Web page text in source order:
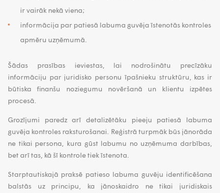
ir vairāk nekā viena;
informācija par patiesā labuma guvēja īstenotās kontroles
apmēru uzņēmumā.
Šādas prasības ieviestas, lai nodrošinātu precīzāku
informāciju par juridisko personu īpašnieku struktūru, kas ir
būtiska finanšu noziegumu novēršanā un klientu izpētes
procesā.
Grozījumi paredz arī detalizētāku pieeju patiesā labuma
guvēja kontroles raksturošanai. Reģistrā turpmāk būs jānorāda
ne tikai persona, kura gūst labumu no uzņēmuma darbības,
bet arī tas, kā šī kontrole tiek īstenota.
Starptautiskajā praksē patieso labuma guvēju identificēšana
balstās uz principu, ka jānoskaidro ne tikai juridiskais